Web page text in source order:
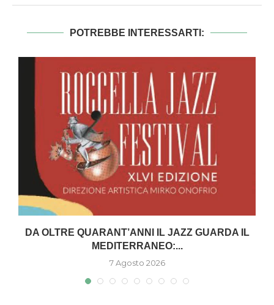
POTREBBE INTERESSARTI:
DA OLTRE QUARANT’ANNI IL JAZZ GUARDA IL
MEDITERRANEO:...
7 Agosto 2026